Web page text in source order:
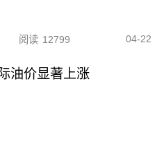
阅读 12799 04-22
油价显著上涨